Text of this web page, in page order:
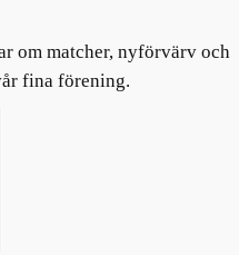
om matcher, nyförvärv och
fina förening.